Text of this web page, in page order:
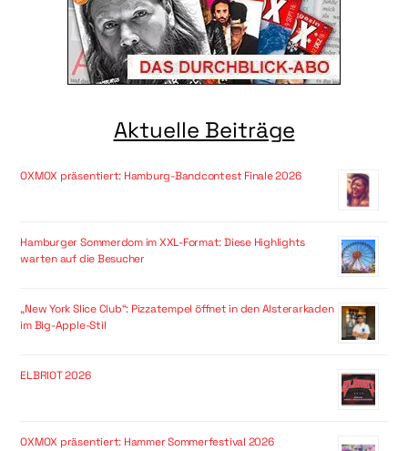
Aktuelle Beiträge
OXMOX präsentiert: Hamburg-Bandcontest Finale 2026
Hamburger Sommerdom im XXL-Format: Diese Highlights
warten auf die Besucher
„New York Slice Club“: Pizzatempel öffnet in den Alsterarkaden
im Big-Apple-Stil
ELBRIOT 2026
OXMOX präsentiert: Hammer Sommerfestival 2026